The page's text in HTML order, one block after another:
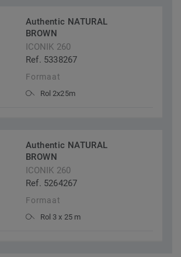
Authentic NATURAL
BROWN
ICONIK 260
Ref. 5338267
Formaat
Rol 2x25m
Authentic NATURAL
BROWN
ICONIK 260
Ref. 5264267
Formaat
Rol 3 x 25 m